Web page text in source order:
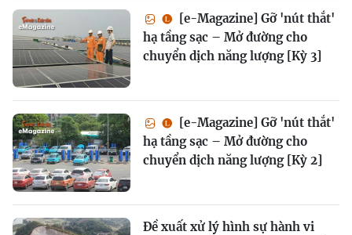
[e-Magazine] Gỡ 'nút thắt'
hạ tầng sạc – Mở đường cho
chuyển dịch năng lượng [Kỳ 3]
[e-Magazine] Gỡ 'nút thắt'
hạ tầng sạc – Mở đường cho
chuyển dịch năng lượng [Kỳ 2]
Đề xuất xử lý hình sự hành vi